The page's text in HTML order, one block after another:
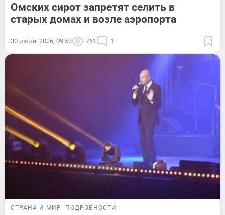
Омских сирот запретят селить в
старых домах и возле аэропорта
30 июля, 2026, 09:53 761 1
СТРАНА И МИР ПОДРОБНОСТИ